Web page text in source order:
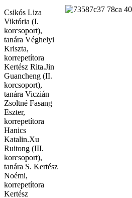
Csikós Liza
Viktória (I.
korcsoport),
tanára Véghelyi
Kriszta,
korrepetítora
Kertész Rita.Jin
Guancheng (II.
korcsoport),
tanára Viczián
Zsoltné Fasang
Eszter,
korrepetítora
Hanics
Katalin.Xu
Ruitong (III.
korcsoport),
tanára S. Kertész
Noémi,
korrepetítora
Kertész